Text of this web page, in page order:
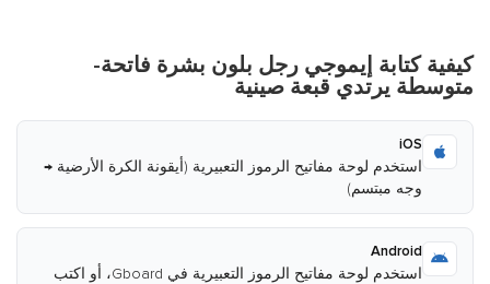
كيفية كتابة إيموجي رجل بلون بشرة فاتحة-
متوسطة يرتدي قبعة صينية
iOS
استخدم لوحة مفاتيح الرموز التعبيرية (أيقونة الكرة الأرضية →
وجه مبتسم)
Android
استخدم لوحة مفاتيح الرموز التعبيرية في Gboard، أو اكتب